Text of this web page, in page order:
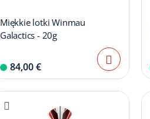
Miękkie lotki Winmau
Galactics - 20g
84,00 €